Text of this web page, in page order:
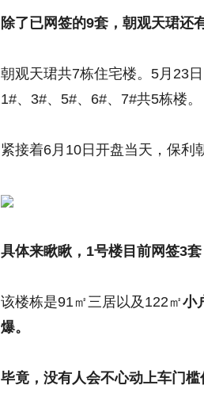
除了已网签的9套，朝观天珺还
朝观天珺共7栋住宅楼。5月23
1#、3#、5#、6#、7#共5栋楼。
紧接着6月10日开盘当天，保利
具体来瞅瞅，1号楼目前网签3
该楼栋是91㎡三居以及122㎡小
爆。
毕竟，没有人会不心动上车门槛